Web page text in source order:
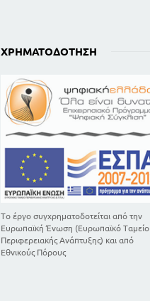
ΧΡΗΜΑΤΟΔΌΤΗΣΗ
Το έργο συγχρηματοδοτείται από την
Ευρωπαϊκή Ένωση (Ευρωπαϊκό Ταμείο
Περιφερειακής Ανάπτυξης) και από
Εθνικούς Πόρους